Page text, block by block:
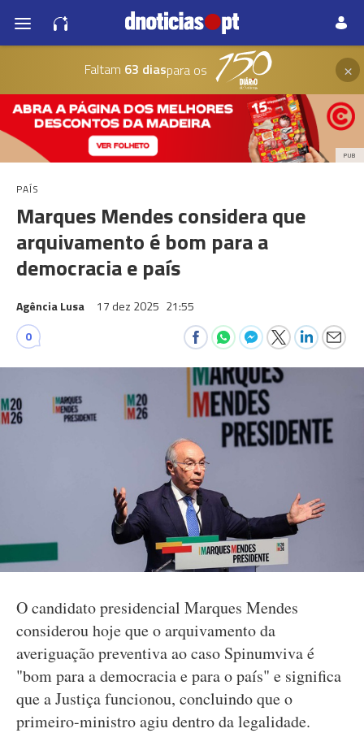
Faltam 63 diaspara os ×
PUB
PAÍS
Marques Mendes considera que
arquivamento é bom para a
democracia e país
Agência Lusa 17 dez 2025 21:55
0
O candidato presidencial Marques Mendes
considerou hoje que o arquivamento da
averiguação preventiva ao caso Spinumviva é
"bom para a democracia e para o país" e significa
que a Justiça funcionou, concluindo que o
primeiro-ministro agiu dentro da legalidade.